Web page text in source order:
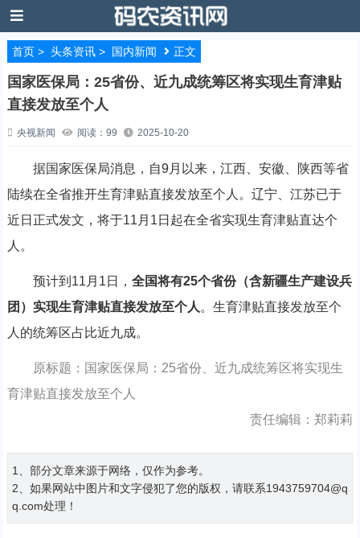
首页> 头条资讯> 国内新闻 正文
国家医保局：25省份、近九成统筹区将实现生育津贴
直接发放至个人
央视新闻 阅读：99 2025-10-20
据国家医保局消息，自9月以来，江西、安徽、陕西等省
陆续在全省推开生育津贴直接发放至个人。辽宁、江苏已于
近日正式发文，将于11月1日起在全省实现生育津贴直达个
人。
预计到11月1日， 全国将有25个省份（含新疆生产建设兵
团）实现生育津贴直接发放至个人 。生育津贴直接发放至个
人的统筹区占比近九成。
原标题：国家医保局：25省份、近九成统筹区将实现生
育津贴直接发放至个人
责任编辑：郑莉莉
1、部分文章来源于网络，仅作为参考。
2、如果网站中图片和文字侵犯了您的版权，请联系1943759704@q
q.com处理！